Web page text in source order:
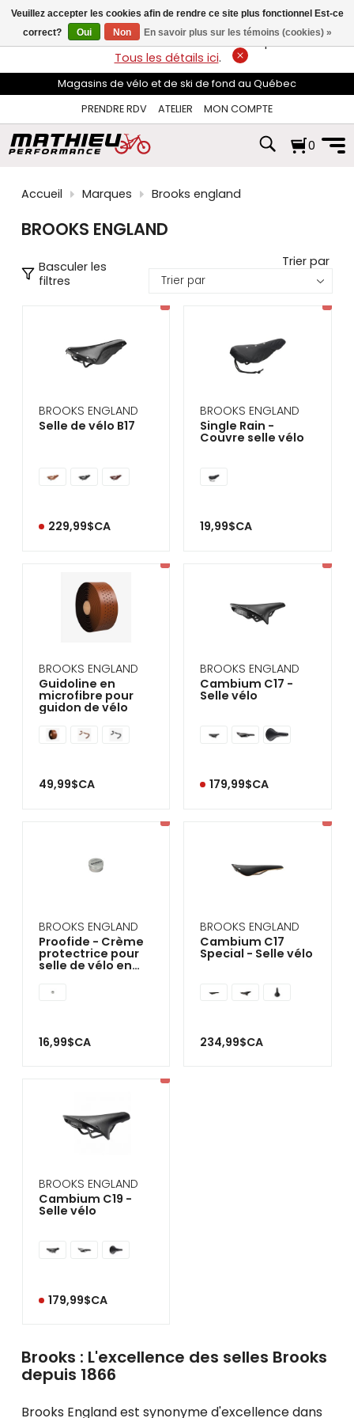
flèches
haut
et
pour
sélectionner
disponible.
Appuyez
pour
résultat
recherche
sélectionné.
Les
peuvent
gestes
tels
que
glisser.
LIVRAISON GRATUITEsur les commandes de plus de 74$*.
Tous les détails ici.
Magasins de vélo et de ski de fond au Québec
PRENDRE RDV
ATELIER MON COMPTE
0
Accueil Marques Brooks england
BROOKS ENGLAND
Basculer les
filtres
Trier par
BROOKS ENGLAND
Selle de vélo B17
229,99$CA
BROOKS ENGLAND
Single Rain -
Couvre selle vélo
19,99$CA
BROOKS ENGLAND
Guidoline en
microfibre pour
guidon de vélo
49,99$CA
BROOKS ENGLAND
Cambium C17 -
Selle vélo
179,99$CA
BROOKS ENGLAND
Proofide - Crème
protectrice pour
selle de vélo en
16,99$CA
BROOKS ENGLAND
Cambium C17
Special - Selle vélo
234,99$CA
BROOKS ENGLAND
Cambium C19 -
Selle vélo
179,99$CA
Brooks : L'excellence des selles Brooks
depuis 1866
Brooks England est synonyme d'excellence dans
Veuillez accepter les cookies afin de rendre ce site plus fonctionnel Est-ce
correct?
Oui Non En savoir plus sur les témoins (cookies) »